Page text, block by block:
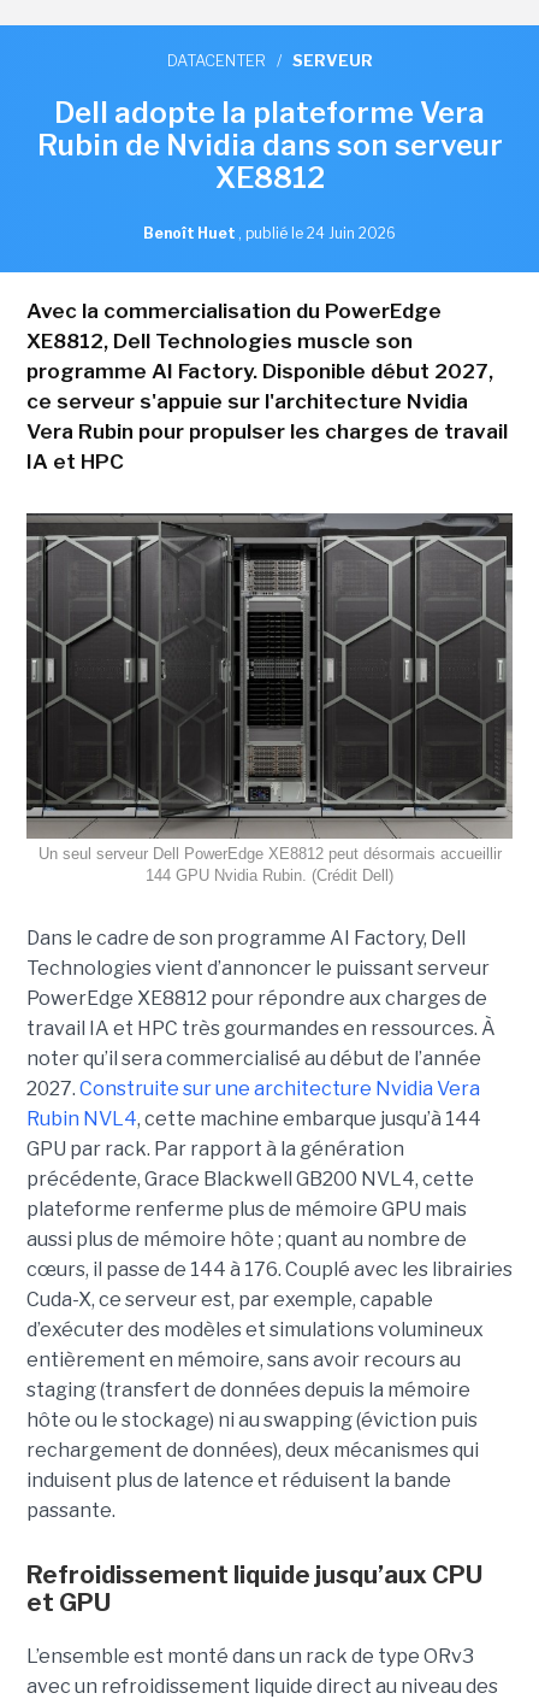
DATACENTER / SERVEUR
Dell adopte la plateforme Vera
Rubin de Nvidia dans son serveur
XE8812
Benoît Huet , publié le 24 Juin 2026
Avec la commercialisation du PowerEdge
XE8812, Dell Technologies muscle son
programme AI Factory. Disponible début 2027,
ce serveur s'appuie sur l'architecture Nvidia
Vera Rubin pour propulser les charges de travail
IA et HPC
Un seul serveur Dell PowerEdge XE8812 peut désormais accueillir
144 GPU Nvidia Rubin. (Crédit Dell)
Dans le cadre de son programme AI Factory, Dell
Technologies vient d’annoncer le puissant serveur
PowerEdge XE8812 pour répondre aux charges de
travail IA et HPC très gourmandes en ressources. À
noter qu’il sera commercialisé au début de l’année
2027. Construite sur une architecture Nvidia Vera
Rubin NVL4, cette machine embarque jusqu’à 144
GPU par rack. Par rapport à la génération
précédente, Grace Blackwell GB200 NVL4, cette
plateforme renferme plus de mémoire GPU mais
aussi plus de mémoire hôte ; quant au nombre de
cœurs, il passe de 144 à 176. Couplé avec les librairies
Cuda-X, ce serveur est, par exemple, capable
d’exécuter des modèles et simulations volumineux
entièrement en mémoire, sans avoir recours au
staging (transfert de données depuis la mémoire
hôte ou le stockage) ni au swapping (éviction puis
rechargement de données), deux mécanismes qui
induisent plus de latence et réduisent la bande
passante.
Refroidissement liquide jusqu’aux CPU
et GPU
L’ensemble est monté dans un rack de type ORv3
avec un refroidissement liquide direct au niveau des